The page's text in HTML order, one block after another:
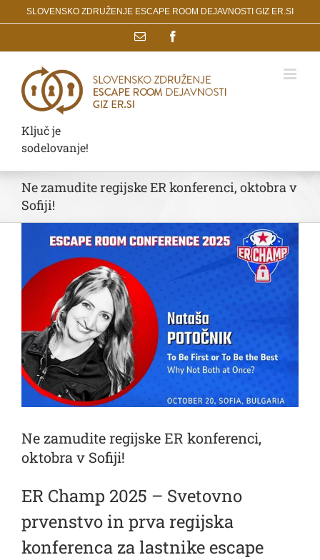
to
SLOVENSKO ZDRUŽENJE ESCAPE ROOM DEJAVNOSTI GIZ ER.SI
Email
Ključ je
sodelovanje!
Ne zamudite regijske ER konferenci, oktobra v
Sofiji!
Larger
Ne zamudite regijske ER konferenci,
oktobra v Sofiji!
ER Champ 2025 – Svetovno
prvenstvo in prva regijska
konferenca za lastnike escape